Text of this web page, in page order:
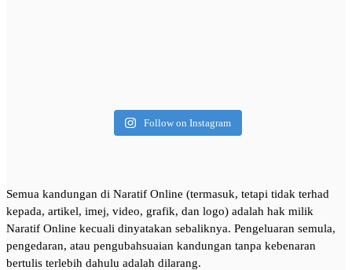
Follow on Instagram
Semua kandungan di Naratif Online (termasuk, tetapi tidak terhad
kepada, artikel, imej, video, grafik, dan logo) adalah hak milik
Naratif Online kecuali dinyatakan sebaliknya. Pengeluaran semula,
pengedaran, atau pengubahsuaian kandungan tanpa kebenaran
bertulis terlebih dahulu adalah dilarang.